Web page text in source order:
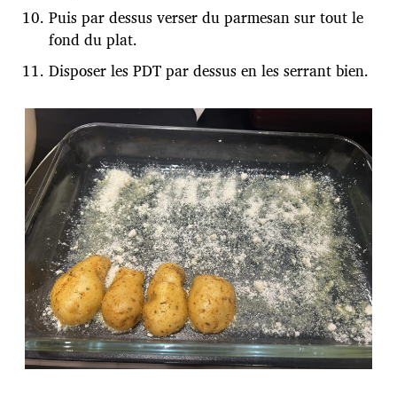
Puis par dessus verser du parmesan sur tout le
fond du plat.
Disposer les PDT par dessus en les serrant bien.